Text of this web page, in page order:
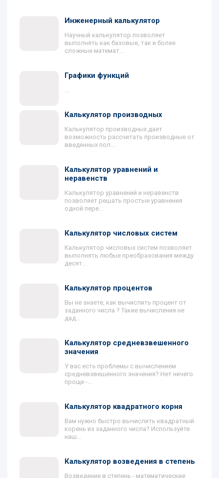
Инженерный калькулятор
Научный калькулятор позволяет
выполнять как базовые, так и более
сложные математ...
Графики функций
...
Калькулятор производных
Калькулятор производных дает
возможность рассчитать производные от
введенных пол...
Калькулятор уравнений и
неравенств
Калькулятор уравнений и неравенств
позволяет решать простые уравнения
одной пере...
Калькулятор числовых систем
Калькулятор числовых систем позволяет
выполнять любые преобразования между
десят...
Калькулятор процентов
Вы не знаете, как вычислить процент от
заданного числа ? Такие вычисления не
дад...
Калькулятор средневзвешенного
значения
У вас есть проблемы с вычислением
средневзвешенного значения? Нет ничего
проще -...
Калькулятор квадратного корня
Вам нужно быстро вычислить квадратный
корень из заданного числа? Используйте
наш...
Калькулятор возведения в степень
Возведение в степень - математические